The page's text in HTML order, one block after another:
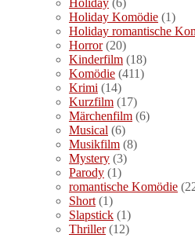
Holiday Komödie (1)
Holiday romantische
Horror(20)
Kinderfilm (18)
Komödie (411)
Krimi (14)
Kurzfilm (17)
Märchenfilm (6)
Musical (6)
Musikfilm (8)
Mystery (3)
Parody (1)
romantische Komödie
Short (1)
Slapstick (1)
Thriller(12)